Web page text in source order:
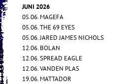
JUNI 2026
05.06. MAGEFA
05.06. THE 69 EYES
05.06. JARED JAMES NICHOLS
12.06. BOLAN
12.06. SPREAD EAGLE
12.06. VANDEN PLAS
19.06. MATTADOR